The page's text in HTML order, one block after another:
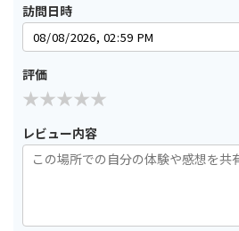
訪問日時
評価
レビュー内容